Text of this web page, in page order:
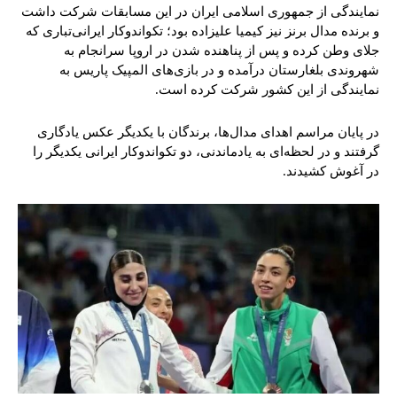
نمایندگی از جمهوری اسلامی ایران در این مسابقات شرکت داشت
و برنده مدال برنز نیز کیمیا علیزاده بود؛ تکواندوکار ایرانی‌تباری که
جلای وطن کرده و پس از پناهنده شدن در اروپا سرانجام به
شهروندی بلغارستان درآمده و در بازی‌های المپیک پاریس به
نمایندگی از این کشور شرکت کرده است.
در پایان مراسم اهدای مدال‌ها، برندگان با یکدیگر عکس یادگاری
گرفتند و در لحظه‌ای به یادماندنی، دو تکواندوکار ایرانی یکدیگر را
در آغوش کشیدند.